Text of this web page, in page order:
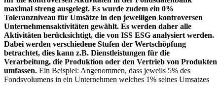
maximal streng ausgelegt. Es wurde zudem ein 0%
Toleranzniveau für Umsätze in den jeweiligen kontroversen
Unternehmensaktivitäten gewählt. Es werden daher alle
Aktivitäten berücksichtigt, die von ISS ESG analysiert werden.
Dabei werden verschiedene Stufen der Wertschöpfung
betrachtet, dies kann z.B. Dienstleistungen für die
Verarbeitung, die Produktion oder den Vertrieb von Produkten
umfassen. Ein Beispiel: Angenommen, dass jeweils 5% des
Fondsvolumens in ein Unternehmen welches 1% seines Umsatzes